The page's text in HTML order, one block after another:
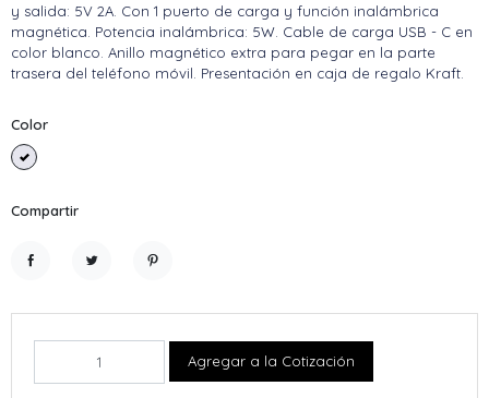
y salida: 5V 2A. Con 1 puerto de carga y función inalámbrica
magnética. Potencia inalámbrica: 5W. Cable de carga USB - C en
color blanco. Anillo magnético extra para pegar en la parte
trasera del teléfono móvil. Presentación en caja de regalo Kraft.
Color
Blanco
Compartir
Agregar a la Cotización